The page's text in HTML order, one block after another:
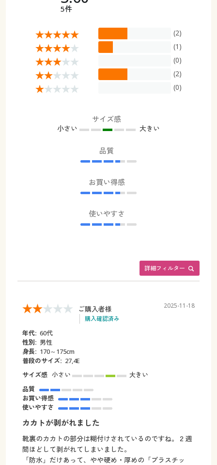
5件
(2)
(1)
(0)
(2)
(0)
サイズ感
小さい 大きい
品質
お買い得感
使いやすさ
詳細フィルター
ご購入者様
購入確認済み
2025-11-18
年代: 60代
性別: 男性
身長: 170～175cm
普段のサイズ: 27,4E
サイズ感 小さい
大きい
品質
お買い得感
使いやすさ
カカトが剥がれました
靴裏のカカトの部分は糊付けされているのですね。２週
間ほどして剥がれてしまいました。
「防水」だけあって、やや硬め・厚めの「プラスチッ